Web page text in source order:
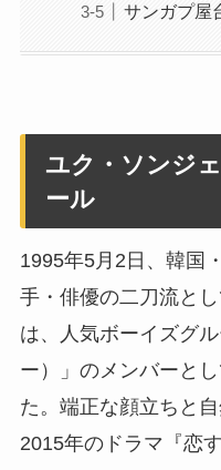
サンガプ屋
ユク・ソンジ
ール
1995年5月2日、韓国
手・俳優の二刀流と
は、人気ボーイズグ
ー）」のメンバーと
た。端正な顔立ちと
2015年のドラマ『恋